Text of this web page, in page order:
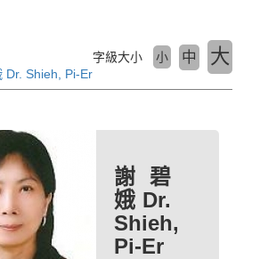
Dr. Shieh, Pi-Er
字級大小 小 中 大
謝碧
娥 Dr.
Shieh,
Pi-Er